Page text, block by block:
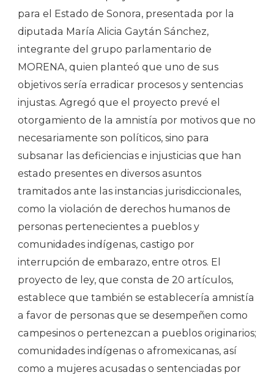
para el Estado de Sonora, presentada por la
diputada María Alicia Gaytán Sánchez,
integrante del grupo parlamentario de
MORENA, quien planteó que uno de sus
objetivos sería erradicar procesos y sentencias
injustas. Agregó que el proyecto prevé el
otorgamiento de la amnistía por motivos que no
necesariamente son políticos, sino para
subsanar las deficiencias e injusticias que han
estado presentes en diversos asuntos
tramitados ante las instancias jurisdiccionales,
como la violación de derechos humanos de
personas pertenecientes a pueblos y
comunidades indígenas, castigo por
interrupción de embarazo, entre otros. El
proyecto de ley, que consta de 20 artículos,
establece que también se establecería amnistía
a favor de personas que se desempeñen como
campesinos o pertenezcan a pueblos originarios;
comunidades indígenas o afromexicanas, así
como a mujeres acusadas o sentenciadas por